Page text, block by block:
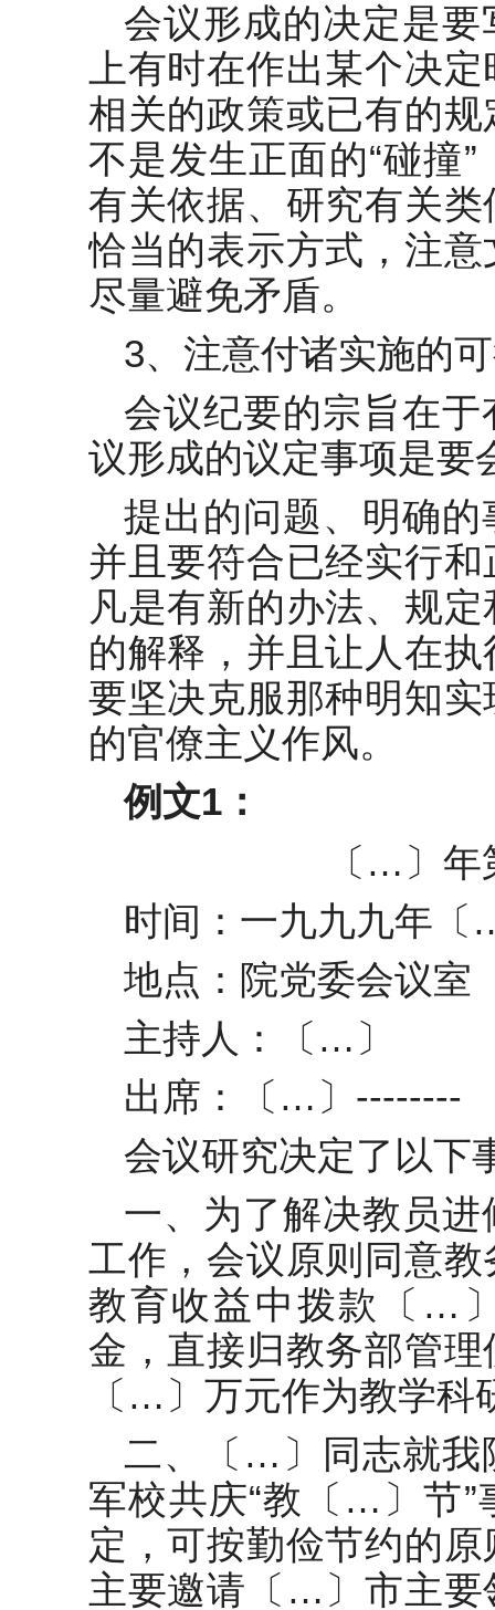
会议形成的决定是
上有时在作出某个决
相关的政策或已有的
不是发生正面的“碰撞
有关依据、研究有关
恰当的表示方式，注
尽量避免矛盾。
3、注意付诸实施的
会议纪要的宗旨在
议形成的议定事项是要
提出的问题、明确
并且要符合已经实行
凡是有新的办法、规
的解释，并且让人在
要坚决克服那种明知
的官僚主义作风。
例文1：
〔…〕
时间：一九九九年
地点：院党委会议室
主持人：〔…〕
出席：〔…〕--------
会议研究决定了以下
一、为了解决教员
工作，会议原则同意
教育收益中拨款〔…
金，直接归教务部管
〔…〕万元作为教学科
二、〔…〕同志就
军校共庆“教〔…〕节”
定，可按勤俭节约的
主要邀请〔…〕市主要